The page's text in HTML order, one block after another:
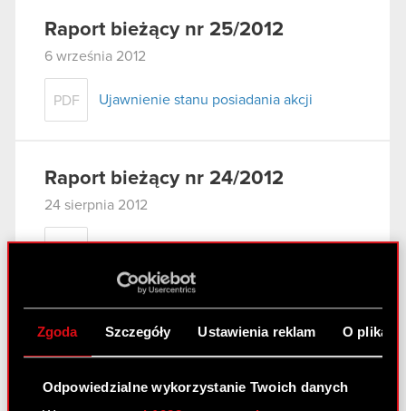
Zgoda Szczegóły Ustawienia reklam O
Odpowiedzialne wykorzystanie Twoich danych
Raport bieżący nr 25/2012
6 września 2012
PDF Ujawnienie stanu posiadania akcji
Raport bieżący nr 24/2012
24 sierpnia 2012
Zawarcie aneksu do umowy kredytowej
Raport bieżący nr 23/2012
9 sierpnia 2012
PDF
Szacunki skonsolidowanych przychodów
ze sprzedaży netto Grupy Kapitałowej